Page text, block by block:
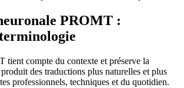
PROMT :
compte du contexte et préserve la
des traductions plus naturelles et plus
professionnels, techniques et du quotidien.